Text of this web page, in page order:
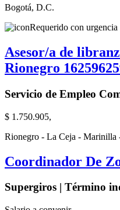
Bogotá, D.C.
Requerido con urgencia
Asesor/a de
Rionegro
Servicio de Empleo
$ 1.750.905,
Rionegro - La Ceja - Marinilla
Coordinador De
Supergiros | Término